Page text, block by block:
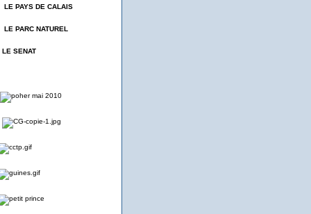
LE PAYS DE CALAIS
LE PARC NATUREL
LE SENAT